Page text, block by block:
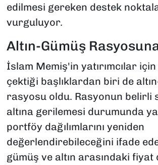
edilmesi gereken destek
vurguluyor.
Altın-Gümüş
İslam Memiş'in yatırımcılar
çektiği başlıklardan biri de
rasyosu oldu. Rasyonun belirli
altına gerilemesi durumunda
portföy dağılımlarını yeniden
değerlendirebileceğini ifade
gümüş ve altın arasındaki fiyat